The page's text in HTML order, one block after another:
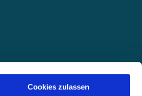
Cookies zulassen